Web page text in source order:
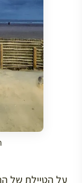
על הטיילת של